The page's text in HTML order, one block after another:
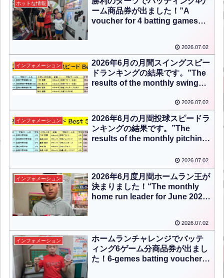
ホットな情報
ーム商品券が出ました！”A
voucher for 4 batting games
2026.07.02
インフォメーション
2026年6月の月間スイングスピー
ドランキングの結果です。”The
results of the monthly swing
are as follows.”【ENG CHT
KOR JPN】
2026.07.02
インフォメーション
2026年6月の月間投球スピードラ
ンキングの結果です。”The
results of the monthly pitching
are as follows.”【ENG CHT
KOR JPN】
2026.07.02
インフォメーション
2026年6月度月間ホームラン王が
決まりました！“The monthly
home run leader for June 2026
2026.07.02
インフォメーション
ホームランチャレンジでバッテ
ィング6ゲーム分商品券が出まし
た！6-gemes batting voucher